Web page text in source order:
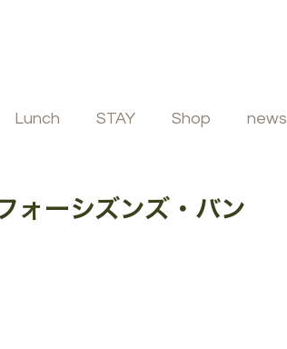
Lunch STAY Shop news
イタリアン
ォーシズンズ・バン